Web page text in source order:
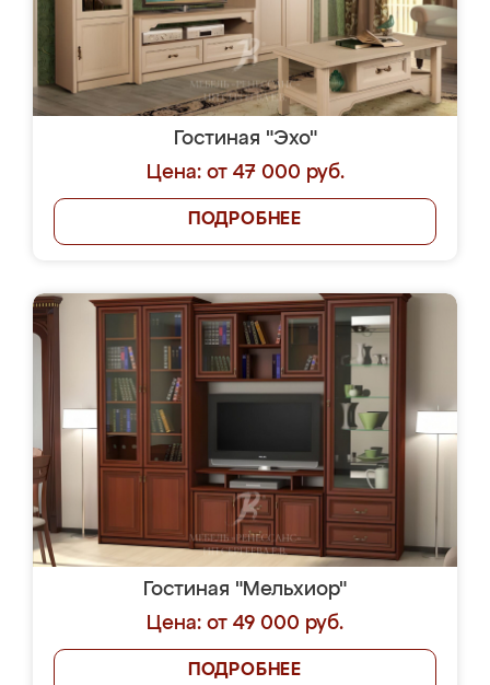
Гостиная "Эхо"
Цена: от 47 000 руб.
ПОДРОБНЕЕ
Гостиная "Мельхиор"
Цена: от 49 000 руб.
ПОДРОБНЕЕ